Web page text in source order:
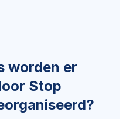
worden er
Stop